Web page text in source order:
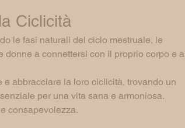
Ciclicità
le fasi naturali del ciclo mestruale, le
donne a connettersi con il proprio corpo e a
abbracciare la loro ciclicità, trovando un
per una vita sana e armoniosa.
consapevolezza.